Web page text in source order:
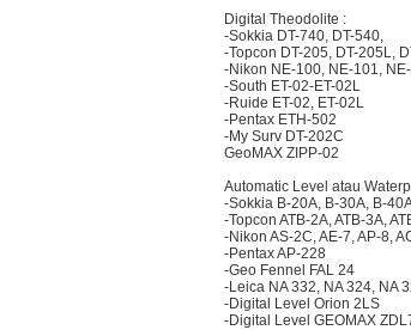
Digital Theodolite :
-Sokkia DT-740, DT-540,
-Topcon DT-205, DT-205L,
-Nikon NE-100, NE-101,
-South ET-02-ET-02L
-Ruide ET-02, ET-02L
-Pentax ETH-502
-My Surv DT-202C
GeoMAX ZIPP-02
Automatic Level atau
-Sokkia B-20A, B-30A, B-
-Topcon ATB-2A, ATB-3A,
-Nikon AS-2C, AE-7, AP-8,
-Pentax AP-228
-Geo Fennel FAL 24
-Leica NA 332, NA 324, NA
-Digital Level Orion 2LS
-Digital Level GEOMAX